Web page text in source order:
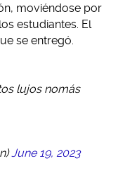
moviéndose por
estudiantes. El
se entregó.
lujos nomás
June 19, 2023